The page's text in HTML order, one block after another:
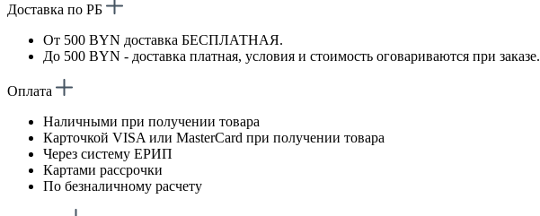
Доставка по РБ
От 500 BYN доставка БЕСПЛАТНАЯ.
До 500 BYN - доставка платная, условия и стоимость оговариваются при заказе.
Оплата
Наличными при получении товара
Карточкой VISA или MasterCard при получении товара
Через систему ЕРИП
Картами рассрочки
По безналичному расчету